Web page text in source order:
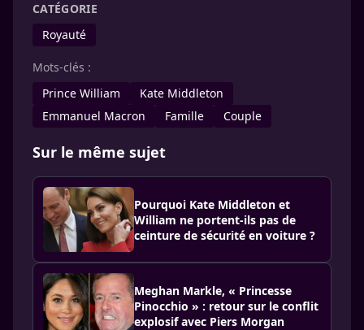
CATÉGORIE
Royauté
Mots-clés :
Prince William
Kate Middleton
Emmanuel Macron
Famille Couple
Sur le même sujet
Pourquoi Kate Middleton et
William ne portent-ils pas de
ceinture de sécurité en voiture ?
Meghan Markle, « Princesse
Pinocchio » : retour sur le conflit
explosif avec Piers Morgan